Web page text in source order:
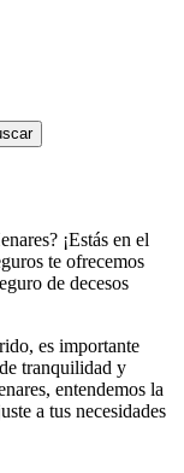
¡Estás en el
te ofrecemos
de decesos
es importante
tranquilidad y
entendemos la
a tus necesidades